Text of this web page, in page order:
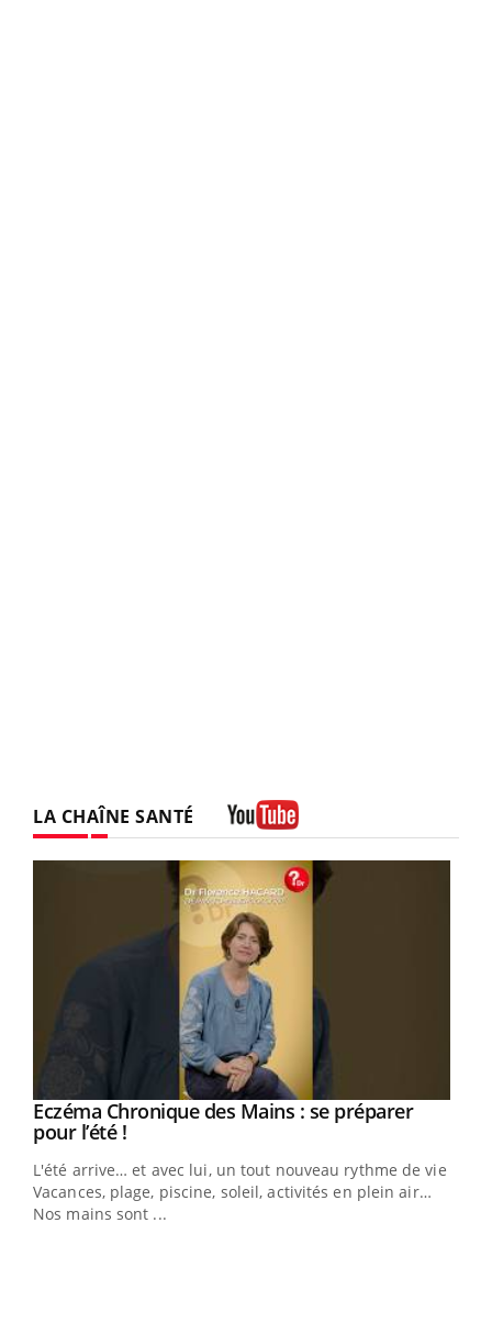
LA CHAÎNE SANTÉ
Youtube
Eczéma Chronique des Mains : se préparer
pour l’été !Youtube
L'été arrive… et avec lui, un tout nouveau rythme de vie !
Vacances, plage, piscine, soleil, activités en plein air…
Nos mains sont ...